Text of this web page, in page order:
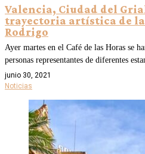
Valencia, Ciudad del
trayectoria artística de la
Rodrigo
Ayer martes en el Café de las Horas se
personas representantes de diferentes
junio 30, 2021
Noticias